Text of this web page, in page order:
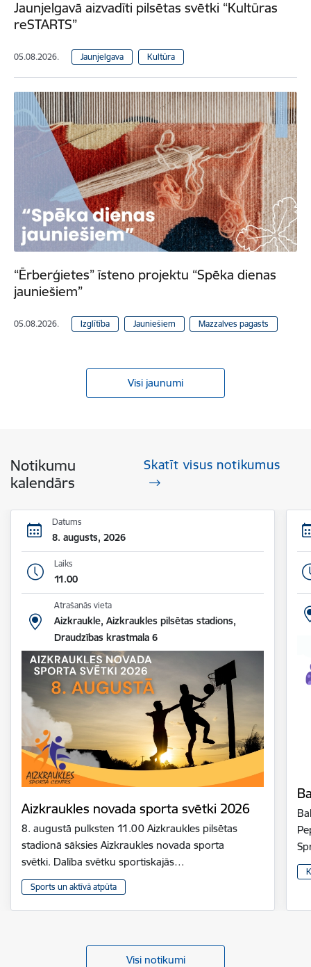
Jaunjelgavā aizvadīti pilsētas svētki “Kultūras
reSTARTS”
05.08.2026. Jaunjelgava Kultūra
“Ērberģietes” īsteno projektu “Spēka dienas
jauniešiem”
05.08.2026. Izglītība Jauniešiem Mazzalves pagasts
Visi jaunumi
Notikumu
kalendārs
Skatīt visus notikumus
Datums
8. augusts, 2026
Laiks
11.00
Atrašanās vieta
Aizkraukle, Aizkraukles pilsētas stadions,
Draudzības krastmala 6
Aizkraukles novada sporta svētki 2026
8. augustā pulksten 11.00 Aizkraukles pilsētas
stadionā sāksies Aizkraukles novada sporta
svētki. Dalība svētku sportiskajās…
Sports un aktīvā atpūta
Visi notikumi